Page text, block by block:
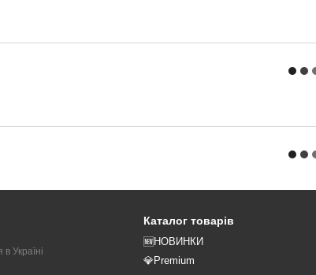
Україні
Каталог товарів
🆕НОВИНКИ
💎Premium